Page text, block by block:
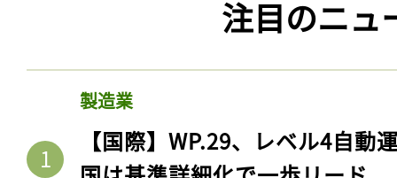
注目のニュ
製造業
【国際】WP.29、レベル4自動